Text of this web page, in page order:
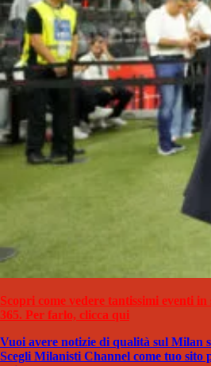
Scopri come vedere tantissimi eventi
365. Per farlo, clicca qui
Vuoi avere notizie di qualità sul Milan
Scegli Milanisti Channel come tuo sito